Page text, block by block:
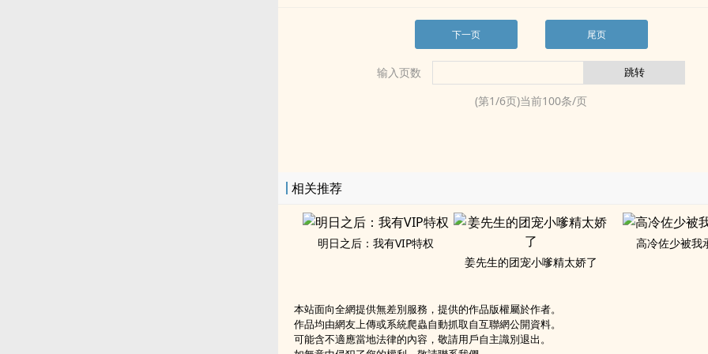
下一页 尾页
输入页数
(第1/6页)当前100条/页
相关推荐
明日之后：我有VIP特权
姜先生的团宠小嗲精太娇了
高冷佐少被我
本站面向全網提供無差別服務，提供的作品版權屬於作者。
作品均由網友上傳或系統爬蟲自動抓取自互聯網公開資料。
可能含不適應當地法律的內容，敬請用戶自主識別退出。